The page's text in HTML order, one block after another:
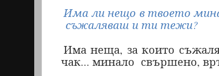
Има ли нещо в твоето
съжаляваш и ти тежи?
Има неща, за които
чак... минало свършено,